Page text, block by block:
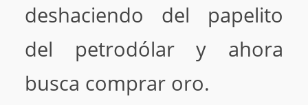
deshaciendo del papelito
del petrodólar y ahora
busca comprar oro.